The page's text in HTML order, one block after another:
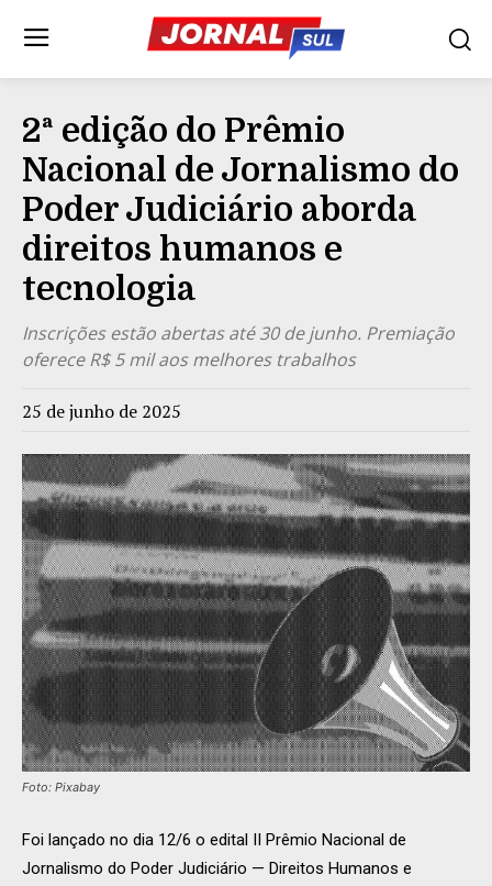
2ª edição do Prêmio
Nacional de Jornalismo do
Poder Judiciário aborda
direitos humanos e
tecnologia
Inscrições estão abertas até 30 de junho. Premiação
oferece R$ 5 mil aos melhores trabalhos
25 de junho de 2025
Foto: Pixabay
Foi lançado no dia 12/6 o edital II Prêmio Nacional de
Jornalismo do Poder Judiciário — Direitos Humanos e